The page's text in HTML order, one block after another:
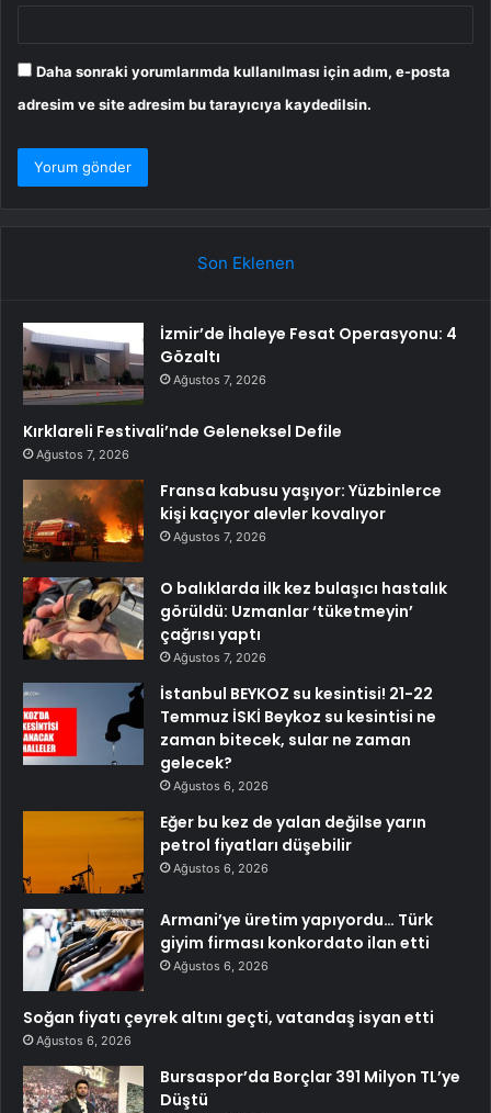
Daha sonraki yorumlarımda kullanılması için adım, e-posta
adresim ve site adresim bu tarayıcıya kaydedilsin.
Son Eklenen
İzmir’de İhaleye Fesat Operasyonu: 4
Gözaltı
Ağustos 7, 2026
Kırklareli Festivali’nde Geleneksel Defile
Ağustos 7, 2026
Fransa kabusu yaşıyor: Yüzbinlerce
kişi kaçıyor alevler kovalıyor
Ağustos 7, 2026
O balıklarda ilk kez bulaşıcı hastalık
görüldü: Uzmanlar ‘tüketmeyin’
çağrısı yaptı
Ağustos 7, 2026
İstanbul BEYKOZ su kesintisi! 21-22
Temmuz İSKİ Beykoz su kesintisi ne
zaman bitecek, sular ne zaman
gelecek?
Ağustos 6, 2026
Eğer bu kez de yalan değilse yarın
petrol fiyatları düşebilir
Ağustos 6, 2026
Armani’ye üretim yapıyordu… Türk
giyim firması konkordato ilan etti
Ağustos 6, 2026
Soğan fiyatı çeyrek altını geçti, vatandaş isyan etti
Ağustos 6, 2026
Bursaspor’da Borçlar 391 Milyon TL’ye
Düştü